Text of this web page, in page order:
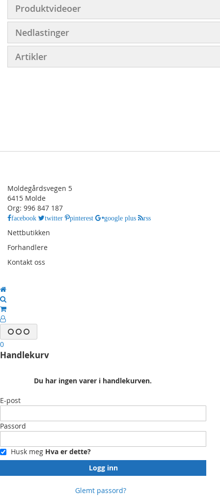
Produktvideoer
Nedlastinger
Artikler
Moldegårdsvegen 5
6415 Molde
Org: 996 847 187
facebook twitter pinterest google plus rss
Nettbutikken
Forhandlere
Kontakt oss
0
Handlekurv
Du har ingen varer i handlekurven.
E-post
Passord
Husk meg Hva er dette?
Logg inn
Glemt passord?